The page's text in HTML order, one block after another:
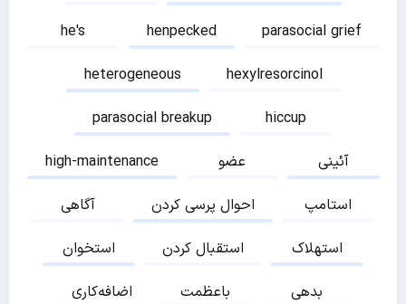
he's
henpecked
parasocial grief
heterogeneous
hexylresorcinol
parasocial breakup
hiccup
high-maintenance
عضو
آئینی
آگاهی
احوال پرسی کردن
استامپ
استخوان
استقبال کردن
استهلاک
اضافه‌کاری
باعظمت
بدهی